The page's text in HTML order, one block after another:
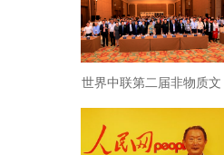
世界中联第二届非物质文
化遗产高峰论坛敦煌开幕